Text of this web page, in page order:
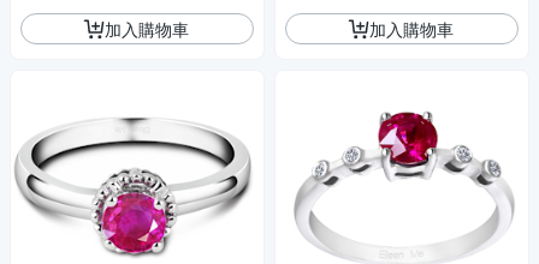
加入購物車 加入購物車